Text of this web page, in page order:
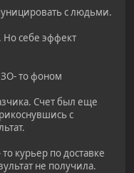
с людьми.
Но себе эффект
ЗО- то фоном
Счет был еще
с
курьер по доставке
не получила.